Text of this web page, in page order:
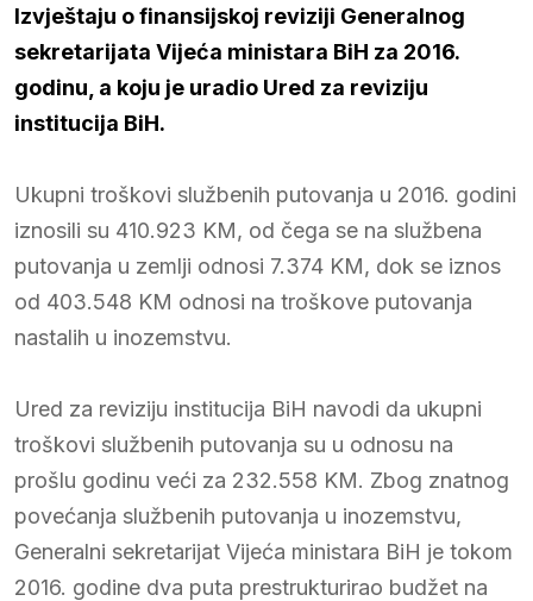
Izvještaju o finansijskoj reviziji Generalnog
sekretarijata Vijeća ministara BiH za 2016.
godinu, a koju je uradio Ured za reviziju
institucija BiH.
Ukupni troškovi službenih putovanja u 2016. godini
iznosili su 410.923 KM, od čega se na službena
putovanja u zemlji odnosi 7.374 KM, dok se iznos
od 403.548 KM odnosi na troškove putovanja
nastalih u inozemstvu.
Ured za reviziju institucija BiH navodi da ukupni
troškovi službenih putovanja su u odnosu na
prošlu godinu veći za 232.558 KM. Zbog znatnog
povećanja službenih putovanja u inozemstvu,
Generalni sekretarijat Vijeća ministara BiH je tokom
2016. godine dva puta prestrukturirao budžet na